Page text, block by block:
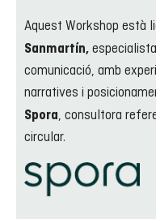
Aquest Workshop està
Sanmartín,
comunicació, amb
narratives i
Spora, consultora
circular.